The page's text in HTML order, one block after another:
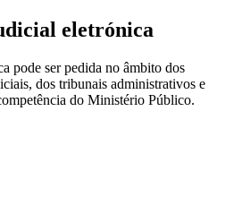
eletrónica
pode ser pedida no âmbito dos
dos tribunais administrativos e
do Ministério Público.